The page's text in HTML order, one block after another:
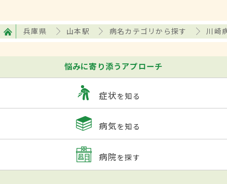
兵庫県 山本駅 病名カテゴリから探す 川崎
悩みに寄り添うアプローチ
症状を知る
病気を知る
病院を探す